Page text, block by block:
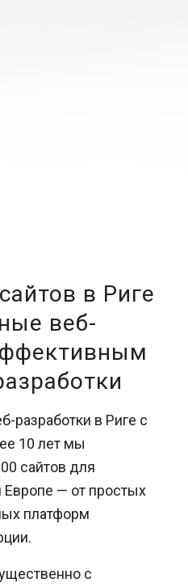
в Риге
веб-
разработки в Риге с
10 лет мы
сайтов для
Европе — от простых
платформ
с